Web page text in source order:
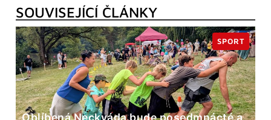
SOUVISEJÍCÍ ČLÁNKY
Oblíbená Neckyáda bude posedmnácté a
SPORT